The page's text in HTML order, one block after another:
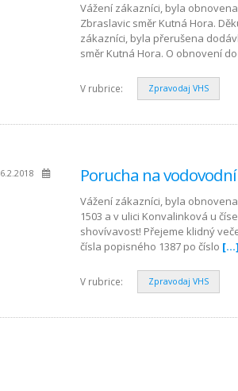
Vážení zákazníci, byla
Zbraslavic směr Kutná Hora.
zákazníci, byla přerušena
směr Kutná Hora. O obnovení
V rubrice: Zpravodaj VHS
6.2.2018 Porucha na
Vážení zákazníci, byla
1503 a v ulici Konvalinková u
shovívavost! Přejeme klidný
čísla popisného 1387 po číslo
V rubrice: Zpravodaj VHS